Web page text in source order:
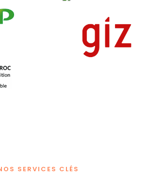
SERVICES CLÉS